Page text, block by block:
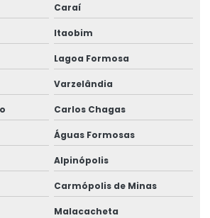
De Cargas
Alimentícia
Diversas
De Cargas
rolante
A Corrosão Para Indústria
Caraí
Itaobim
Lagoa Formosa
Varzelândia
Carlos Chagas
Águas Formosas
Alpinópolis
Carmópolis de Minas
Malacacheta